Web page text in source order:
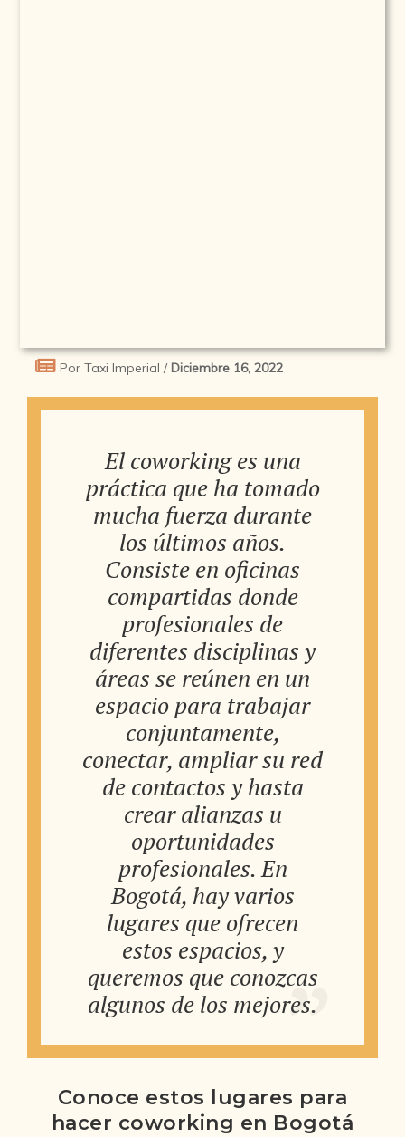
Por Taxi Imperial / Diciembre 16, 2022
El coworking es una
práctica que ha tomado
mucha fuerza durante
los últimos años.
Consiste en oficinas
compartidas donde
profesionales de
diferentes disciplinas y
áreas se reúnen en un
espacio para trabajar
conjuntamente,
conectar, ampliar su red
de contactos y hasta
crear alianzas u
oportunidades
profesionales. En
Bogotá, hay varios
lugares que ofrecen
estos espacios, y
queremos que conozcas
algunos de los mejores.
Conoce estos lugares para
hacer coworking en Bogotá